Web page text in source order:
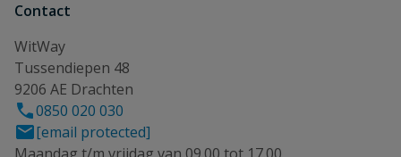
Contact
WitWay
Tussendiepen 48
9206 AE Drachten
0850 020 030
[email protected]